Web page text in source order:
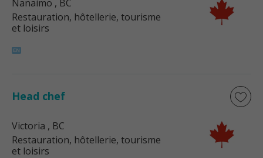
Nanaimo , BC
Restauration, hôtellerie, tourisme
et loisirs
Head chef
Victoria , BC
Restauration, hôtellerie, tourisme
et loisirs